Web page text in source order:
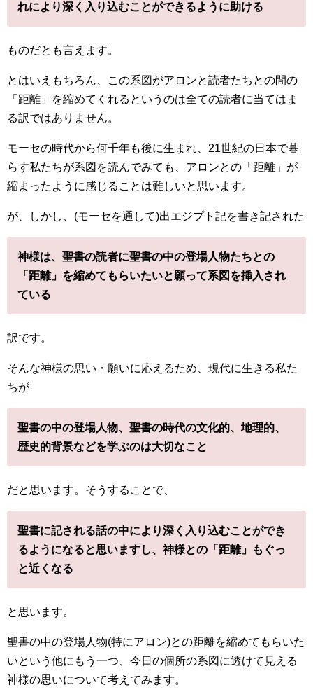
れにより深く入り込むことができるように助ける
ものだとも言えます。
とはいえもちろん、この系図がアロンと読者たちとの間の
「距離」を縮めてくれるというのは全ての読者に当てはま
る訳ではありません。
モーセの時代から何千年も後に生まれ、21世紀の日本で暮
らす私たちが系図を読んでみても、アロンとの「距離」が
縮まったように感じることは難しいと思います。
が、しかし、(モーセを通して)出エジプト記を書き記された
神様は、聖書の読者に聖書の中の登場人物たちとの
「距離」を縮めてもらいたいと願って系図を挿入され
ている
訳です。
そんな神様の思い・願いに応えるため、現代に生きる私た
ちが
聖書の中の登場人物、聖書の時代の文化的、地理的、
歴史的背景などを学ぶのは大切なこと
だと思います。そうすることで、
聖書に記される話の中により深く入り込むことができ
るようになると思いますし、神様との「距離」もぐっ
と近くなる
と思います。
聖書の中の登場人物(特にアロン)との距離を縮めてもらいた
いという他にもう一つ、今日の個所の系図に透けて見える
神様の思いについて考えてみます。